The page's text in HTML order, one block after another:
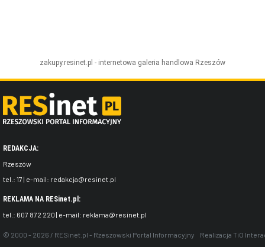
zakupy.resinet.pl - internetowa galeria handlowa Rzeszów
REDAKCJA:
Rzeszów
tel.: 17 | e-mail: redakcja@resinet.pl
REKLAMA NA RESinet.pl:
tel.: 607 872 220 | e-mail: reklama@resinet.pl
© 2000 - 2026 / RESinet.pl - Rzeszowski Portal Informacyjny Realizacja TiO